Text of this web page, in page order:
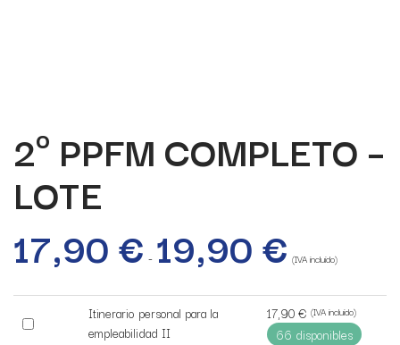
2º PPFM COMPLETO –
LOTE
17,90€ - 19,90€ precios:
19,90 €
(IVA incluido)
Buy
Itinerario personal para la
empleabilidad II
17,90€ (IVA incluido)
66 disponibles